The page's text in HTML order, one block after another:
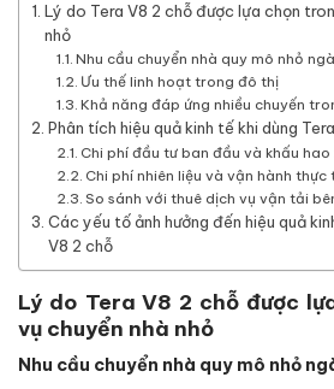
Lý do Tera V8 2 chỗ được lựa chọn
nhỏ
Nhu cầu chuyển nhà quy mô nhỏ
Ưu thế linh hoạt trong đô thị
Khả năng đáp ứng nhiều chuyến
Phân tích hiệu quả kinh tế khi dùng
Chi phí đầu tư ban đầu và khấu hao
Chi phí nhiên liệu và vận hành thực
So sánh với thuê dịch vụ vận tải
Các yếu tố ảnh hưởng đến hiệu quả
V8 2 chỗ
Lý do Tera V8 2 chỗ được
vụ chuyển nhà nhỏ
Nhu cầu chuyển nhà quy mô nhỏ